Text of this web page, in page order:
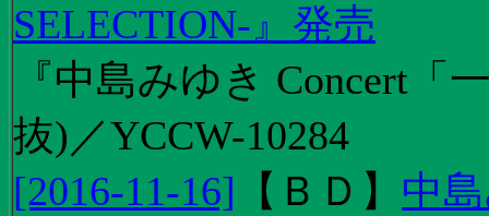
SELECTION-』発売
『中島みゆき Concert
抜)／YCCW-10284
[2016-11-16] 【 ＢＤ 】 中